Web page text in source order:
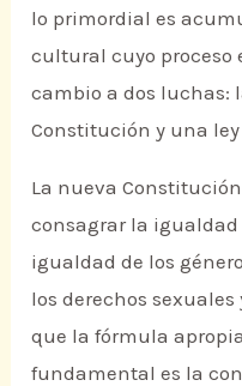
lo primordial es
cultural cuyo proceso
cambio a dos luchas:
Constitución y una ley
La nueva
consagrar la
igualdad de los
los derechos
que la fórmula
fundamental es la